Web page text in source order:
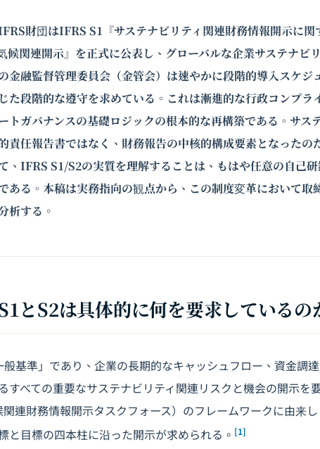
財団はIFRS S1『サステナビリティ関連財務情報開示に関
候関連開示』を正式に公表し、グローバルな企業サステナビ
金融監督管理委員会（金管会）は速やかに段階的導入スケジ
た段階的な遵守を求めている。これは漸進的な行政コンプラ
トガバナンスの基礎ロジックの根本的な再構築である。サス
責任報告書ではなく、財務報告の中核的構成要素となったの
、IFRS S1/S2の実質を理解することは、もはや任意の自己
ある。本稿は実務指向の観点から、この制度変革において取
析する。
とS2は具体的に何を要求しているの
般基準」であり、企業の長期的なキャッシュフロー、資金調
すべての重要なサステナビリティ関連リスクと機会の開示を
関連財務情報開示タスクフォース）のフレームワークに由来
と目標の四本柱に沿った開示が求められる。 [1]